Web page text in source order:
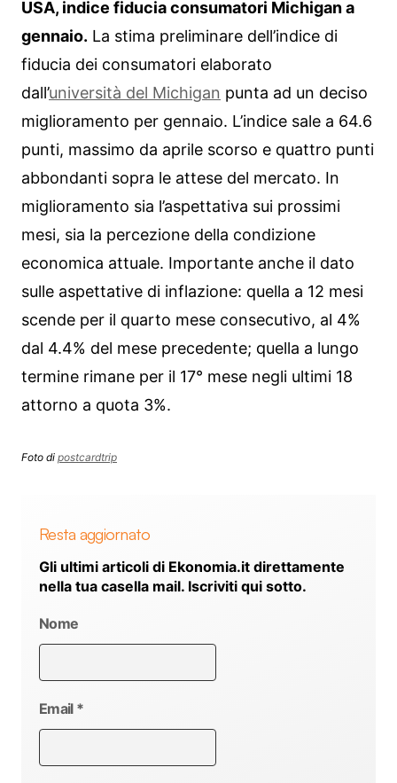
USA, indice fiducia consumatori Michigan a
gennaio. La stima preliminare dell’indice di
fiducia dei consumatori elaborato
dall’università del Michigan punta ad un deciso
miglioramento per gennaio. L’indice sale a 64.6
punti, massimo da aprile scorso e quattro punti
abbondanti sopra le attese del mercato. In
miglioramento sia l’aspettativa sui prossimi
mesi, sia la percezione della condizione
economica attuale. Importante anche il dato
sulle aspettative di inflazione: quella a 12 mesi
scende per il quarto mese consecutivo, al 4%
dal 4.4% del mese precedente; quella a lungo
termine rimane per il 17° mese negli ultimi 18
attorno a quota 3%.
Foto di postcardtrip
Resta aggiornato
Gli ultimi articoli di Ekonomia.it direttamente
nella tua casella mail. Iscriviti qui sotto.
Nome
Email *